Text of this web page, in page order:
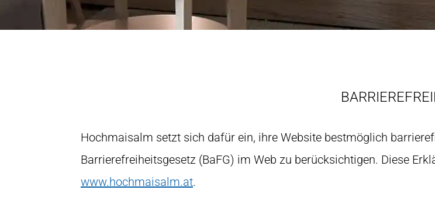
Hochmaisalm setzt sich dafür ein, ihre Website bestmöglich
Barrierefreiheitsgesetz (BaFG) im Web zu berücksichtigen. Diese
www.hochmaisalm.at.